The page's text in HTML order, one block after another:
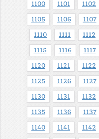
1100 1101 1102
1105 1106 1107
1110 1111 1112
1115 1116 1117
1120 1121 1122
1125 1126 1127
1130 1131 1132
1135 1136 1137
1140 1141 1142